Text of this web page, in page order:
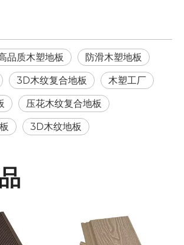
品质木塑地板 防滑木塑地板
3D木纹复合地板 木塑工厂
压花木纹复合地板
3D木纹地板